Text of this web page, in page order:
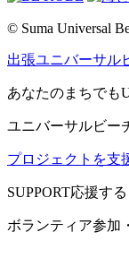
© Suma Universal
出張ユニバーサル
あなたのまちでも
ユニバーサルビー
プロジェクトを支
SUPPORT応援する
ボランティア参加